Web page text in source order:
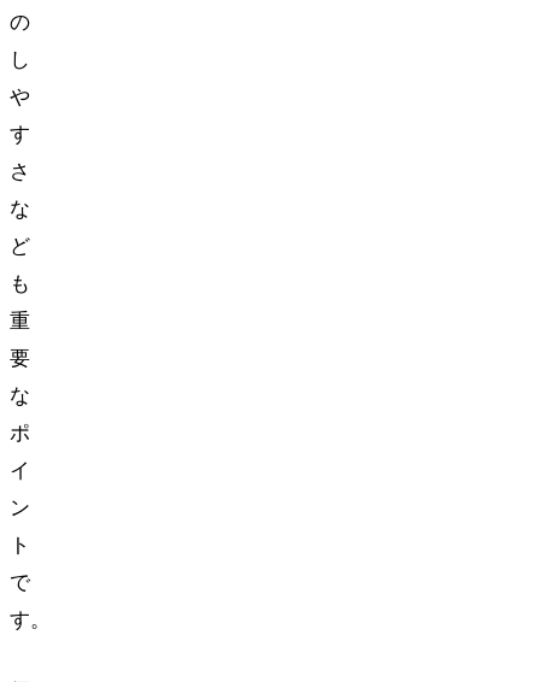
の
し
や
す
さ
な
ど
も
重
要
な
ポ
イ
ン
ト
で
す。